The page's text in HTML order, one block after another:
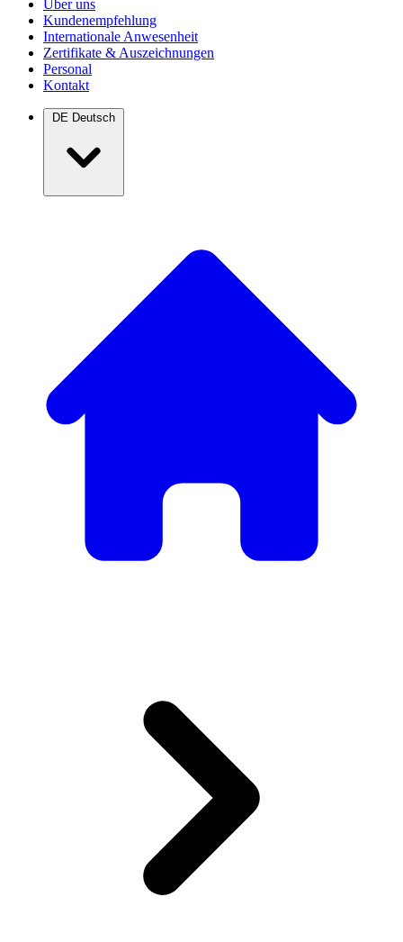
Über uns
Kundenempfehlung
Internationale Anwesenheit
Zertifikate & Auszeichnungen
Personal
Kontakt
DE Deutsch